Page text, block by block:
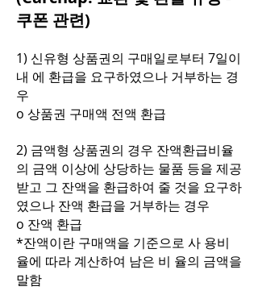
쿠폰 관련)
1) 신유형 상품권의 구매일로부터 7일이
내 에 환급을 요구하였으나 거부하는 경
우
o 상품권 구매액 전액 환급
2) 금액형 상품권의 경우 잔액환급비율
의 금액 이상에 상당하는 물품 등을 제공
받고 그 잔액을 환급하여 줄 것을 요구하
였으나 잔액 환급을 거부하는 경우
o 잔액 환급
*잔액이란 구매액을 기준으로 사 용비
율에 따라 계산하여 남은 비 율의 금액을
말함